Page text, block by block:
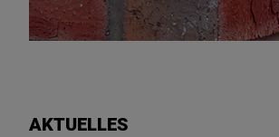
AKTUELLES